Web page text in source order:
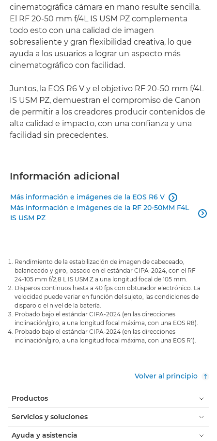
cinematográfica cámara en mano resulte sencilla.
El RF 20-50 mm f/4L IS USM PZ complementa
todo esto con una calidad de imagen
sobresaliente y gran flexibilidad creativa, lo que
ayuda a los usuarios a lograr un aspecto más
cinematográfico con facilidad.
Juntos, la EOS R6 V y el objetivo RF 20-50 mm f/4L
IS USM PZ, demuestran el compromiso de Canon
de permitir a los creadores producir contenidos de
alta calidad e impacto, con una confianza y una
facilidad sin precedentes.
Información adicional
Más información e imágenes de la EOS R6 V 
Más información e imágenes de la RF 20-50MM F4L
IS USM PZ

Rendimiento de la estabilización de imagen de cabeceado,
balanceado y giro, basado en el estándar CIPA-2024, con el RF
24-105 mm f/2,8 L IS USM Z a una longitud focal de 105 mm.
Disparos continuos hasta a 40 fps con obturador electrónico. La
velocidad puede variar en función del sujeto, las condiciones de
disparo o el nivel de la batería.
Probado bajo el estándar CIPA-2024 (en las direcciones
inclinación/giro, a una longitud focal máxima, con una EOS R8).
Probado bajo el estándar CIPA-2024 (en las direcciones
inclinación/giro, a una longitud focal máxima, con una EOS R1).
Volver al principio
Productos
Servicios y soluciones
Ayuda y asistencia